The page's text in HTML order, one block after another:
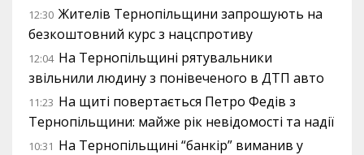
12:30 Жителів Тернопільщини запрошують на
безкоштовний курс з нацспротиву
12:04 На Тернопільщині рятувальники
звільнили людину з понівеченого в ДТП авто
11:23 На щиті повертається Петро Федів з
Тернопільщини: майже рік невідомості та надії
10:31 На Тернопільщині “банкір” виманив у